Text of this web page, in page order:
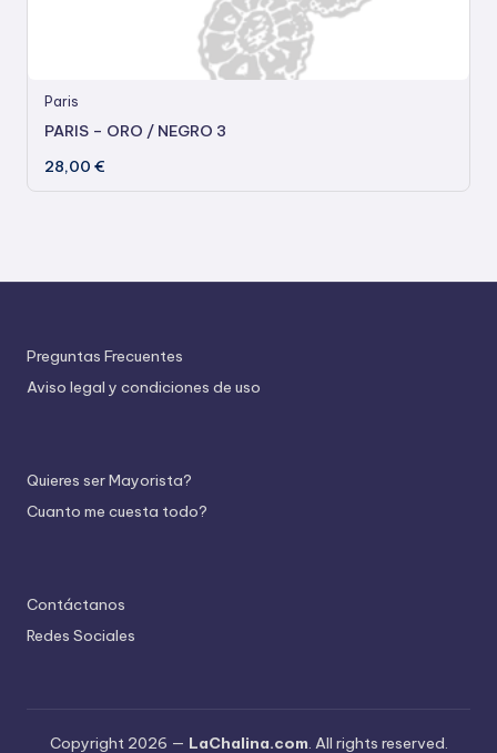
Paris
PARIS – ORO / NEGRO 3
28,00€
Preguntas Frecuentes
Aviso legal y condiciones de uso
Quieres ser Mayorista?
Cuanto me cuesta todo?
Contáctanos
Redes Sociales
Copyright 2026 — LaChalina.com. All rights reserved.